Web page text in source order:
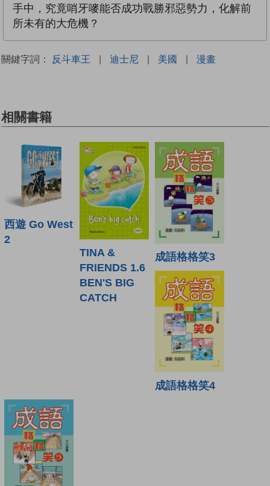
手中，究竟哨牙嘜能否成功戰勝邪惡勢力，化解前
所未有的大危機？
關鍵字詞： 反斗車王 | 迪士尼 | 美國 | 漫畫
相關書籍
西遊 Go West
2
TINA &
FRIENDS 1.6
BEN'S BIG
CATCH
成語格格笑3
成語格格笑4